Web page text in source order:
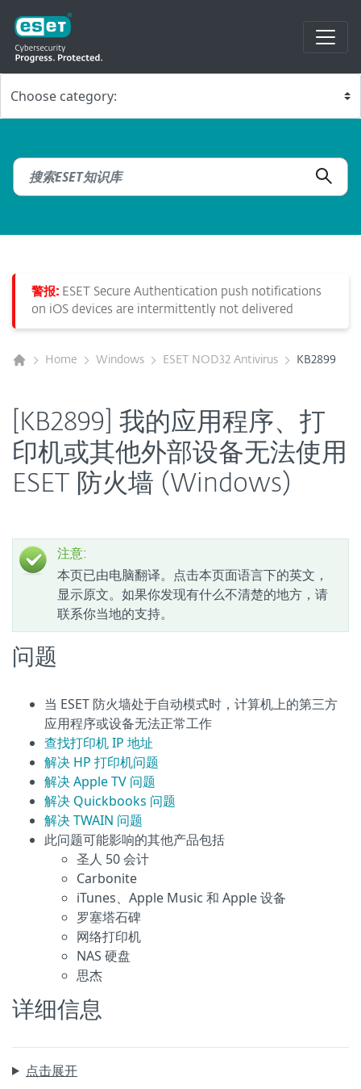
警报: ESET Secure Authentication push notifications
on iOS devices are intermittently not delivered
Home Windows ESET NOD32 Antivirus KB2899
[KB2899] 我的应用程序、打
印机或其他外部设备无法使用
ESET 防火墙 (Windows)
注意:
本页已由电脑翻译。点击本页面语言下的英文，
显示原文。如果你发现有什么不清楚的地方，请
联系你当地的支持。
问题
当 ESET 防火墙处于自动模式时，计算机上的第三方
应用程序或设备无法正常工作
查找打印机 IP 地址
解决 HP 打印机问题
解决 Apple TV 问题
解决 Quickbooks 问题
解决 TWAIN 问题
此问题可能影响的其他产品包括
圣人 50 会计
Carbonite
iTunes、Apple Music 和 Apple 设备
罗塞塔石碑
网络打印机
NAS 硬盘
思杰
详细信息
点击展开